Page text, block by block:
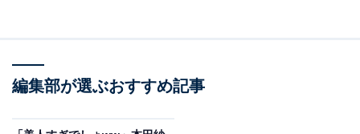
編集部が選ぶおすすめ記事